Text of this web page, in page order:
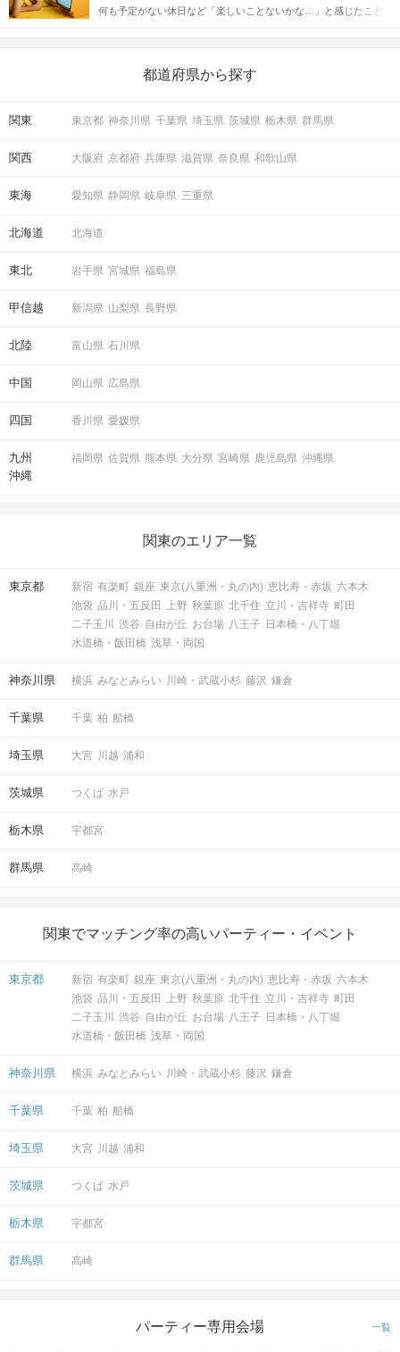
えながら解説するので、ぜひ参考にしてください。
何も予定がない休日など「楽しいことないかな…」と感じたこと
の楽しいことアイデアを集めました♪ いままさに楽しいことを探し
都道府県から探す
関東 東京都 神奈川県 千葉県 埼玉県 茨城県 栃木県 群馬県
関西 大阪府 京都府 兵庫県 滋賀県 奈良県 和歌山県
東海 愛知県 静岡県 岐阜県 三重県
北海道 北海道
東北 岩手県 宮城県 福島県
甲信越 新潟県 山梨県 長野県
北陸 富山県 石川県
中国 岡山県 広島県
四国 香川県 愛媛県
九州
沖縄
福岡県 佐賀県 熊本県 大分県 宮崎県 鹿児島県 沖縄県
関東のエリア一覧
東京都 新宿 有楽町 銀座 東京(八重洲・丸の内) 恵比寿・赤坂 六本木
池袋 品川・五反田 上野 秋葉原 北千住 立川・吉祥寺 町田
二子玉川
渋谷 自由が丘 お台場 八王子 日本橋・八丁堀
水道橋・飯田橋 浅草・両国
神奈川県 横浜 みなとみらい 川崎・武蔵小杉 藤沢 鎌倉
千葉県 千葉 柏 船橋
埼玉県 大宮 川越 浦和
茨城県 つくば 水戸
栃木県 宇都宮
群馬県 高崎
関東でマッチング率の高いパーティー・イベント
東京都 新宿 有楽町 銀座 東京(八重洲・丸の内) 恵比寿・赤坂 六本木
池袋 品川・五反田 上野 秋葉原 北千住 立川・吉祥寺 町田
二子玉川
渋谷 自由が丘 お台場 八王子 日本橋・八丁堀
水道橋・飯田橋 浅草・両国
神奈川県 横浜 みなとみらい 川崎・武蔵小杉 藤沢 鎌倉
千葉県 千葉 柏 船橋
埼玉県 大宮 川越 浦和
茨城県 つくば 水戸
栃木県 宇都宮
群馬県 高崎
パーティー専用会場 一覧